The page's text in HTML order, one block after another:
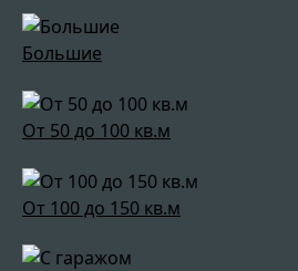
Большие
От 50 до 100 кв.м
От 100 до 150 кв.м